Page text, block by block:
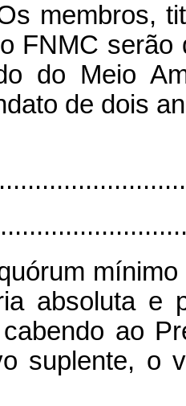
membros,
FNMC serão
do Meio
de dois
absoluta e
ao
suplente, o